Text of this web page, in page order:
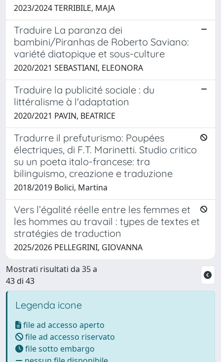
2023/2024 TERRIBILE, MAJA
Traduire La paranza dei
bambini/Piranhas de Roberto Saviano:
variété diatopique et sous-culture
2020/2021 SEBASTIANI, ELEONORA
Traduire la publicité sociale : du
littéralisme à l'adaptation
2020/2021 PAVIN, BEATRICE
Tradurre il prefuturismo: Poupées
électriques, di F.T. Marinetti. Studio critico
su un poeta italo-francese: tra
bilinguismo, creazione e traduzione
2018/2019 Bolici, Martina
Vers l’égalité réelle entre les femmes et
les hommes au travail : types de textes et
stratégies de traduction
2025/2026 PELLEGRINI, GIOVANNA
Mostrati risultati da 35 a
43 di 43
Legenda icone
file ad accesso aperto
file ad accesso riservato
file sotto embargo